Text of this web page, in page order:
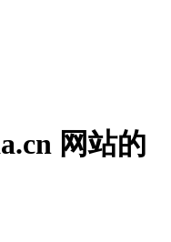
网站的